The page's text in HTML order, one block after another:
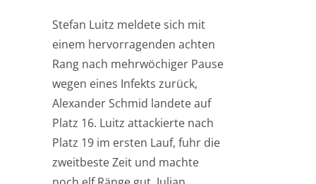
Stefan Luitz meldete sich mit
einem hervorragenden achten
Rang nach mehrwöchiger Pause
wegen eines Infekts zurück,
Alexander Schmid landete auf
Platz 16. Luitz attackierte nach
Platz 19 im ersten Lauf, fuhr die
zweitbeste Zeit und machte